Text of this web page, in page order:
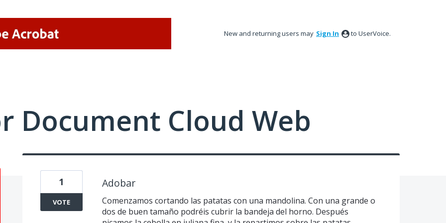
New and returning users may Sign In to UserVoice.
Document Cloud Web
Adobar
Comenzamos cortando las patatas con una mandolina. Con una grande o
dos de buen tamaño podréis cubrir la bandeja del horno. Después
1
VOTE